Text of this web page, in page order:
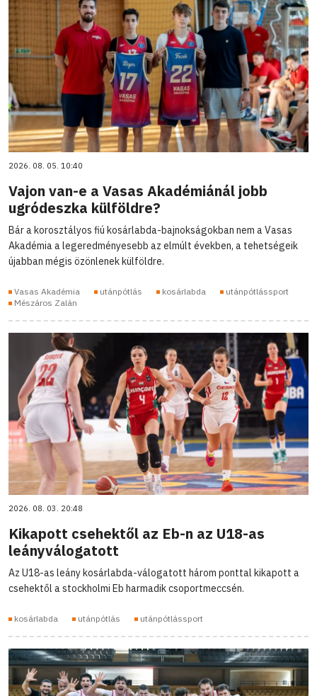
2026. 08. 05. 10:40
Vajon van-e a Vasas Akadémiánál jobb
ugródeszka külföldre?
Bár a korosztályos fiú kosárlabda-bajnokságokban nem a Vasas
Akadémia a legeredményesebb az elmúlt években, a tehetségeik
újabban mégis özönlenek külföldre.
Vasas Akadémia utánpótlás kosárlabda
utánpótlássport
Mészáros Zalán
2026. 08. 03. 20:48
Kikapott csehektől az Eb-n az U18-as
leányválogatott
Az U18-as leány kosárlabda-válogatott három ponttal kikapott a
csehektől a stockholmi Eb harmadik csoportmeccsén.
kosárlabda utánpótlás utánpótlássport